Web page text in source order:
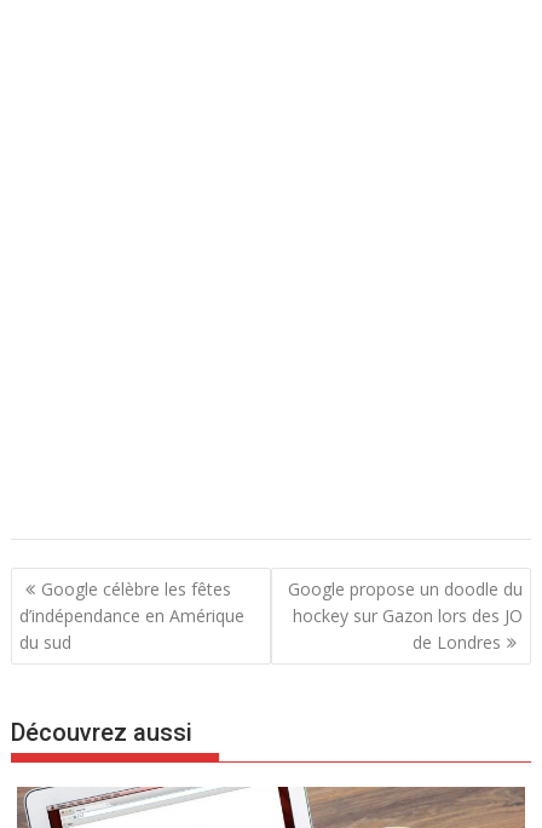
N
a
v
g
a
i
Google célèbre les fêtes
d’indépendance en Amérique
du sud
Google propose un doodle du
hockey sur Gazon lors des JO
de Londres
Découvrez aussi